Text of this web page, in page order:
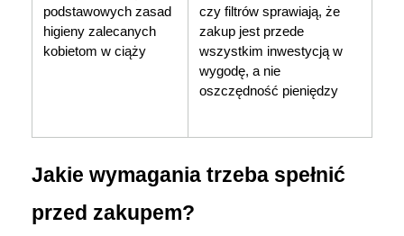
podstawowych zasad
higieny zalecanych
kobietom w ciąży
czy filtrów sprawiają, że
zakup jest przede
wszystkim inwestycją w
wygodę, a nie
oszczędność pieniędzy
Jakie wymagania trzeba spełnić
przed zakupem?